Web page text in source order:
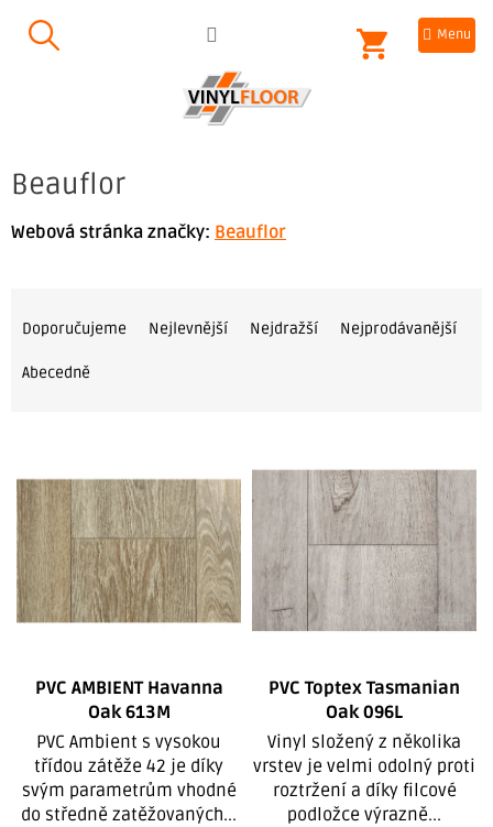
NÁKUPNÍ
KOŠÍK
Beauflor
Webová stránka značky: Beauflor
a
p
r
o
d
u
k
Doporučujeme Nejlevnější Nejdražší Nejprodávanější
Abecedně
ý
p
i
s
p
r
ů
PVC AMBIENT Havanna
Oak 613M
PVC Ambient s vysokou
třídou zátěže 42 je díky
svým parametrům vhodné
do středně zatěžovaných...
PVC Toptex Tasmanian
Oak 096L
Vinyl složený z několika
vrstev je velmi odolný proti
roztržení a díky filcové
podložce výrazně...